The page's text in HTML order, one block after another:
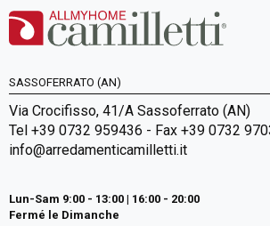
SASSOFERRATO (AN)
Via Crocifisso, 41/A Sassoferrato (AN)
Tel +39 0732 959436 - Fax +39 0732
info@arredamenticamilletti.it
Lun-Sam 9:00 - 13:00 | 16:00 - 20:00
Fermé le Dimanche